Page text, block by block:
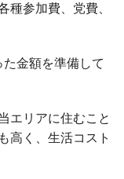
種参加費、党費、
金額を準備して
エリアに住むこと
高く、生活コスト